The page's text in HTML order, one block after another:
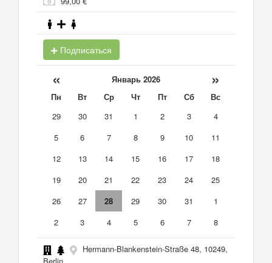
Подписаться
« Январь 2026 »
Пн Вт Ср Чт Пт Сб
Вс
29
30 31 1 2 3
4
5
6 7 8 9 10
11
12
13 14 15 16 17
18
19
20 21 22 23 24
25
26
27 28 29 30 31
1
2
3 4 5 6 7 8
Hermann-Blankenstein-Straße 48, 10249,
Berlin